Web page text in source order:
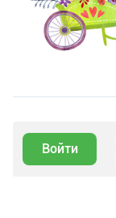
Войти